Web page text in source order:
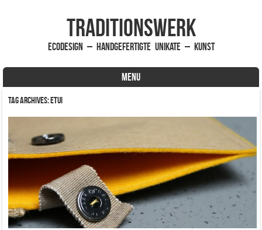
traditionsWerk
EcoDesign – handgefertigte Unikate – Kunst
MENU
Skip to content
Tag Archives:Etui